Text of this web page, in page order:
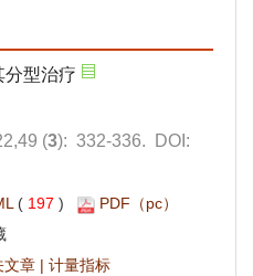
): 332-336. DOI:
197 )
|